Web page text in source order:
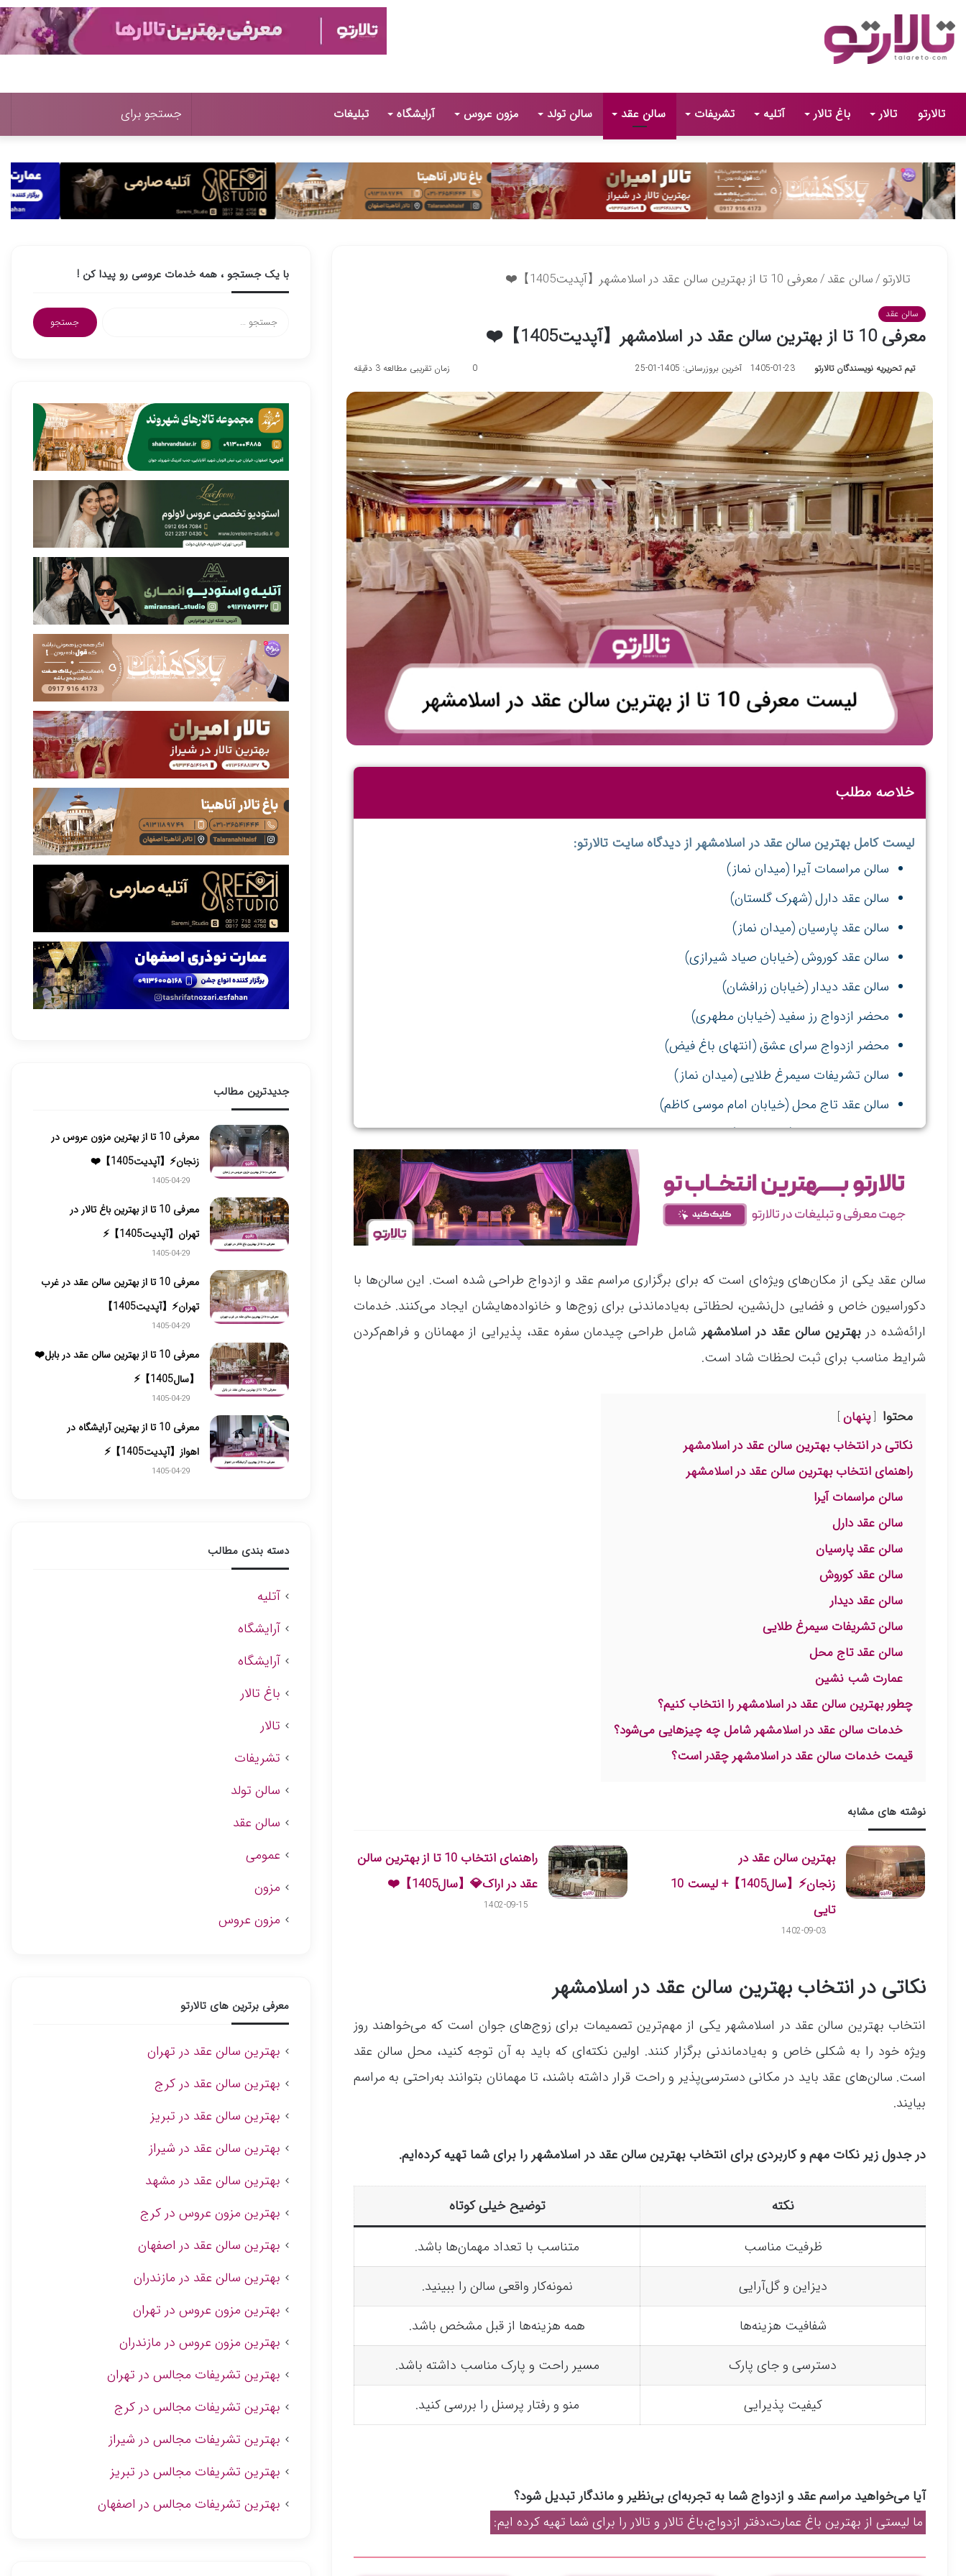
تالارتو تالار باغ تالار آتلیه تشریفات سالن عقد سالن تولد مزون عروس آرایشگاه تبلیغات
تالارتو/سالن عقد/معرفی 10 تا از بهترین سالن عقد در اسلامشهر【آپدیت1405】❤️
سالن عقد
معرفی 10 تا از بهترین سالن عقد در اسلامشهر【آپدیت1405】❤️
تیم تحریریه نویسندگان تالارتو 1405-01-23 آخرین بروزرسانی: 1405-01-25 0 زمان تقریبی مطالعه 3 دقیقه
خلاصه مطلب
لیست کامل بهترین سالن عقد در اسلامشهر از دیدگاه سایت تالارتو:
سالن مراسمات آیرا (میدان نماز)
سالن عقد دارل (شهرک گلستان)
سالن عقد پارسیان (میدان نماز)
سالن عقد کوروش (خیابان صیاد شیرازی)
سالن عقد دیدار (خیابان زرافشان)
محضر ازدواج رز سفید (خیابان مطهری)
محضر ازدواج سرای عشق (انتهای باغ فیض)
سالن تشریفات سیمرغ طلایی (میدان نماز)
سالن عقد تاج محل (خیابان امام موسی کاظم)
عمارت شب نشین (میدان نماز)
سالن عقد یکی از مکان‌های ویژه‌ای است که برای برگزاری مراسم عقد و ازدواج طراحی شده است. این سالن‌ها با
دکوراسیون خاص و فضایی دل‌نشین، لحظاتی به‌یادماندنی برای زوج‌ها و خانواده‌هایشان ایجاد می‌کنند. خدمات
ارائه‌شده دربهترین سالن عقد در اسلامشهر شامل طراحی چیدمان سفره عقد، پذیرایی از مهمانان و فراهم‌کردن
شرایط مناسب برای ثبت لحظات شاد است.
محتوا
پنهان
نکاتی در انتخاب بهترین سالن عقد در اسلامشهر
راهنمای انتخاب بهترین سالن عقد در اسلامشهر
سالن مراسمات آیرا
سالن عقد دارل
سالن عقد پارسیان
سالن عقد کوروش
سالن عقد دیدار
سالن تشریفات سیمرغ طلایی
سالن عقد تاج محل
عمارت شب نشین
چطور بهترین سالن عقد در اسلامشهر را انتخاب کنیم؟
خدمات سالن عقد در اسلامشهر شامل چه چیزهایی می‌شود؟
قیمت خدمات سالن عقد در اسلامشهر چقدر است؟
نوشته های مشابه
بهترین سالن عقد در
زنجان⚡️【سال1405】+ لیست 10
تایی
1402-09-03
راهنمای انتخاب 10 تا از بهترین سالن
عقد در اراک💎【سال1405】❤️
1402-09-15
نکاتی در انتخاب بهترین سالن عقد در اسلامشهر
انتخاب بهترین سالن عقد در اسلامشهر یکی از مهم‌ترین تصمیمات برای زوج‌های جوان است که می‌خواهند روز
ویژه خود را به شکلی خاص و به‌یادماندنی برگزار کنند. اولین نکته‌ای که باید به آن توجه کنید، محل سالن عقد
است. سالن‌های عقد باید در مکانی دسترسی‌پذیر و راحت قرار داشته باشند، تا مهمانان بتوانند به‌راحتی به مراسم
بیایند.
در جدول زیر نکات مهم و کاربردی برای انتخاب بهترین سالن عقد در اسلامشهر را برای شما تهیه کرده‌ایم.
نکته توضیح خیلی کوتاه
ظرفیت مناسب
متناسب با تعداد مهمان‌ها باشد.
دیزاین و گل‌آرایی
نمونه‌کار واقعی سالن را ببینید.
شفافیت هزینه‌ها
همه هزینه‌ها از قبل مشخص باشد.
دسترسی و جای پارک
مسیر راحت و پارک مناسب داشته باشد.
کیفیت پذیرایی
منو و رفتار پرسنل را بررسی کنید.
آیا می‌خواهید مراسم عقد و ازدواج شما به تجربه‌ای بی‌نظیر و ماندگار تبدیل شود؟
ما لیستی از بهترین باغ عمارت،دفتر ازدواج،باغ تالار و تالار را برای شما تهیه کرده ایم:
با یک جستجو ، همه خدمات عروسی رو پیدا کن !
جستجو
برای:
جدیدترین مطالب
معرفی 10 تا از بهترین مزون عروس در
زنجان⚡【آپدیت1405】❤️
1405-04-29
معرفی 10 تا از بهترین باغ تالار در
تهران【آپدیت1405】⚡️
1405-04-29
معرفی 10 تا از بهترین سالن عقد در غرب
تهران⚡【آپدیت1405】
1405-04-29
معرفی 10 تا از بهترین سالن عقد در بابل❤️
【سال1405】⚡️
1405-04-29
معرفی 10 تا از بهترین آرایشگاه در
اهواز【آپدیت1405】⚡
1405-04-29
دسته بندی مطالب
آتلیه
آرایشگاه
آرایشگاه
باغ تالار
تالار
تشریفات
سالن تولد
سالن عقد
عمومی
مزون
مزون عروس
معرفی برترین های تالارتو
بهترین سالن عقد در تهران
بهترین سالن عقد در کرج
بهترین سالن عقد در تبریز
بهترین سالن عقد در شیراز
بهترین سالن عقد در مشهد
بهترین مزون عروس در کرج
بهترین سالن عقد در اصفهان
بهترین سالن عقد در مازندران
بهترین مزون عروس در تهران
بهترین مزون عروس در مازندران
بهترین تشریفات مجالس در تهران
بهترین تشریفات مجالس در کرج
بهترین تشریفات مجالس در شیراز
بهترین تشریفات مجالس در تبریز
بهترین تشریفات مجالس در اصفهان